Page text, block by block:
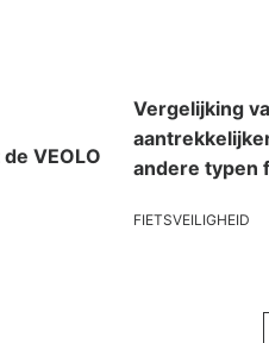
VEOLO
Vergelijking
andere typen
FIETSVEILIGHEID